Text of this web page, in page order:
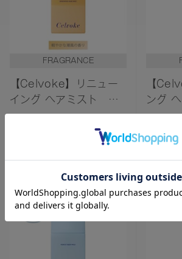
FRAGRANCE
【Celvoke】リニュー
イング ヘアミスト
Herbal Shore〈軽やか
【
ング
Dawn
の森の
おすす